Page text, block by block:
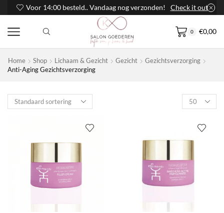
Voor 14:00 besteld.. Vandaag nog verzonden! Check it out
0 €0,00
Home Shop Lichaam & Gezicht Gezicht
Gezichtsverzorging
Anti-Aging Gezichtsverzorging
Products
per